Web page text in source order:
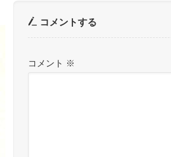
コメントする
コメント ※